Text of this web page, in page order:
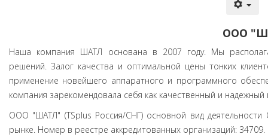
ООО
Наша компания ШАТЛ основана в 2007 году. Мы
решений. Залог качества и оптимальной цены тонких
применение новейшего аппаратного и программного
компания зарекомендовала себя как качественный и
ООО "ШАТЛ" (TSplus Россия/СНГ) основной вид
рынке. Номер в реестре аккредитованных организаций: